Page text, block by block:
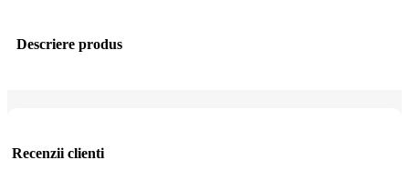
Descriere produs
Recenzii clienti